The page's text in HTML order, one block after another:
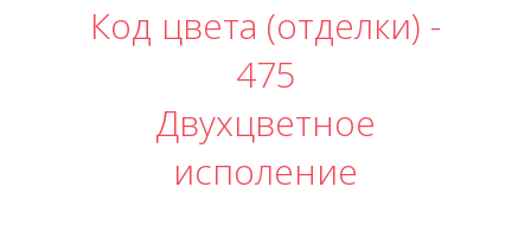
Код цвета (отделки) -
475
Двухцветное
исполение